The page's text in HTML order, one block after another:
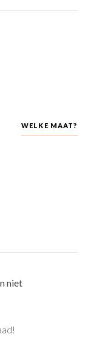
WELKE MAAT?
niet